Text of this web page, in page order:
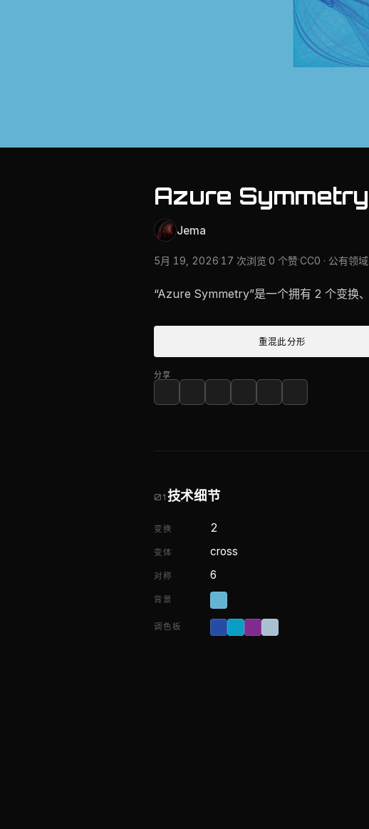
Azure Symmetry
Jema
5月 19, 2026·17 次浏览·0 个赞·CC0 · 公有领域
“Azure Symmetry”是一个拥有 2 个变换、
重混此分形
分享
01技术细节
变换 2
变体 cross
对称 6
背景
调色板